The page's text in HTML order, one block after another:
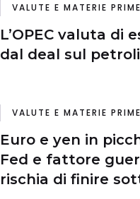
VALUTE E MATERIE PRIME
L’OPEC valuta di
dal deal sul
VALUTE E MATERIE PRIME
Euro e yen in
Fed e fattore
rischia di finire